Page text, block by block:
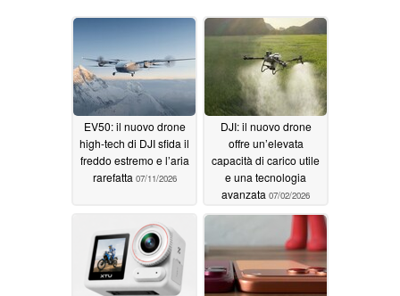
EV50: il nuovo drone
high-tech di DJI sfida il
freddo estremo e l’aria
rarefatta 07/11/2026
DJI: il nuovo drone
offre un’elevata
capacità di carico utile
e una tecnologia
avanzata 07/02/2026